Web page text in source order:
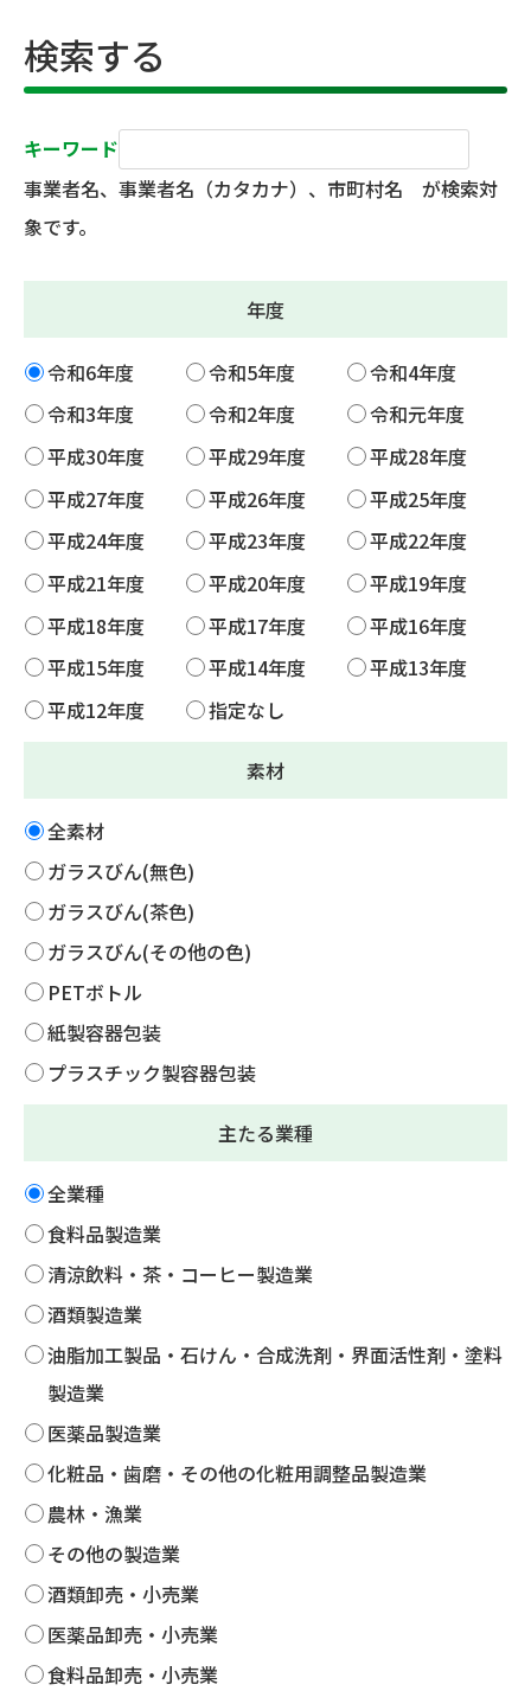
検索する
キーワード
事業者名、事業者名（カタカナ）、市町村名 が検索対
象です。
年度
令和6年度 令和5年度
令和4年度
令和3年度
令和2年度
令和元年度
平成30年度
平成29年度
平成28年度
平成27年度
平成26年度
平成25年度
平成24年度
平成23年度
平成22年度
平成21年度
平成20年度
平成19年度
平成18年度
平成17年度
平成16年度
平成15年度
平成14年度
平成13年度
平成12年度
指定なし
素材
全素材
ガラスびん(無色)
ガラスびん(茶色)
ガラスびん(その他の色)
PETボトル
紙製容器包装
プラスチック製容器包装
主たる業種
全業種
食料品製造業
清涼飲料・茶・コーヒー製造業
酒類製造業
油脂加工製品・石けん・合成洗剤・界面活性剤・塗料
製造業
医薬品製造業
化粧品・歯磨・その他の化粧用調整品製造業
農林・漁業
その他の製造業
酒類卸売・小売業
医薬品卸売・小売業
食料品卸売・小売業